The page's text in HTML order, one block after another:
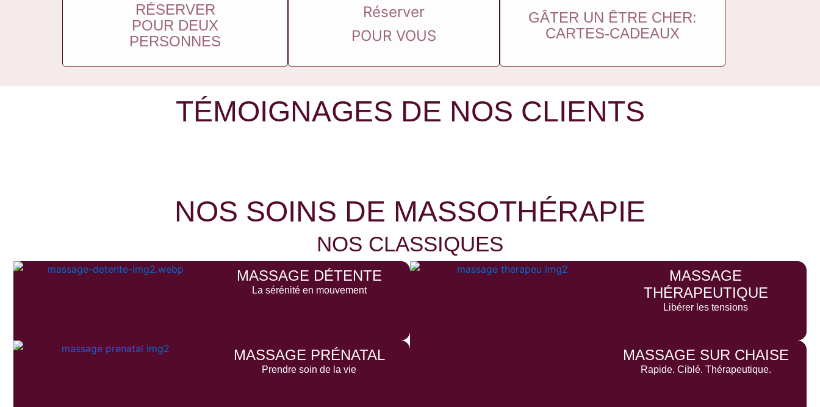
RÉSERVER
POUR DEUX
PERSONNES
Réserver
POUR VOUS
GÂTER UN ÊTRE CHER:
CARTES-CADEAUX
TÉMOIGNAGES DE NOS CLIENTS
NOS SOINS DE MASSOTHÉRAPIE
NOS CLASSIQUES
MASSAGE DÉTENTE
La sérénité en mouvement
MASSAGE
THÉRAPEUTIQUE
Libérer les tensions
MASSAGE PRÉNATAL
Prendre soin de la vie
MASSAGE SUR CHAISE
Rapide. Ciblé. Thérapeutique.